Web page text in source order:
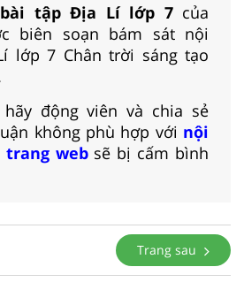
tập Địa Lí lớp 7của
biên soạn bám sát nội
lớp 7 Chân trời sáng tạo
động viên và chia sẻ
không phù hợp với nội
websẽ bị cấm bình
Trang sau